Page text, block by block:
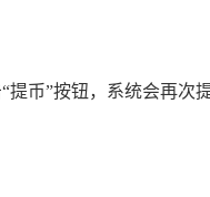
币”按钮，系统会再次